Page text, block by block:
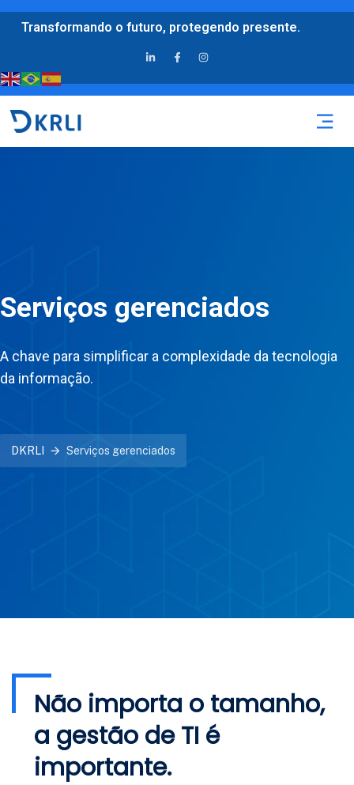
Transformando o futuro, protegendo presente.
Serviços gerenciados
A chave para simplificar a complexidade da tecnologia
da informação.
DKRLI Serviços gerenciados
Não importa o tamanho,
a gestão de TI é
importante.